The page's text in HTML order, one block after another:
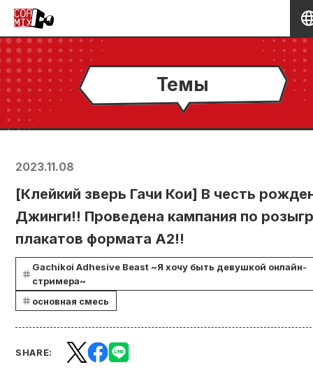
Темы
2023.11.08
[Клейкий зверь Гачи Кои] В честь
Джинги!! Проведена кампания по
плакатов формата А2!!
Gachikoi Adhesive Beast ~Я хочу быть девушкой онлайн-
стримера~
основная смесь
SHARE: